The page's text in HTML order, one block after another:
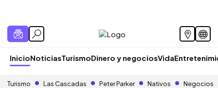
InicioNoticiasTurismoDinero y negociosVida
Turismo Las Cascadas Peter Parker Nativos Negocios